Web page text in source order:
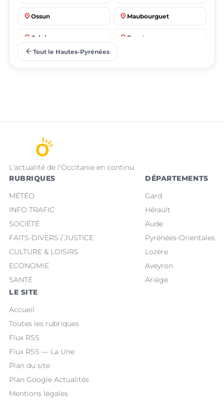
place Ossun place Maubourguet
place Orleix place Bazet
arrow_back Tout le Hautes-Pyrénées
L'actualité de l'Occitanie en continu
RUBRIQUES
MÉTÉO
INFO TRAFIC
SOCIÉTÉ
FAITS-DIVERS / JUSTICE
CULTURE & LOISIRS
ECONOMIE
SANTÉ
DÉPARTEMENTS
Gard
Hérault
Aude
Pyrénées-Orientales
Lozère
Aveyron
Ariège
LE SITE
Accueil
Toutes les rubriques
Flux RSS
Flux RSS — La Une
Plan du site
Plan Google Actualités
Mentions légales